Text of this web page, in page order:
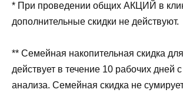
* При проведении общих АКЦИЙ в
дополнительные скидки не действуют.
** Семейная накопительная скидка
действует в течение 10 рабочих дней
анализа. Семейная скидка не